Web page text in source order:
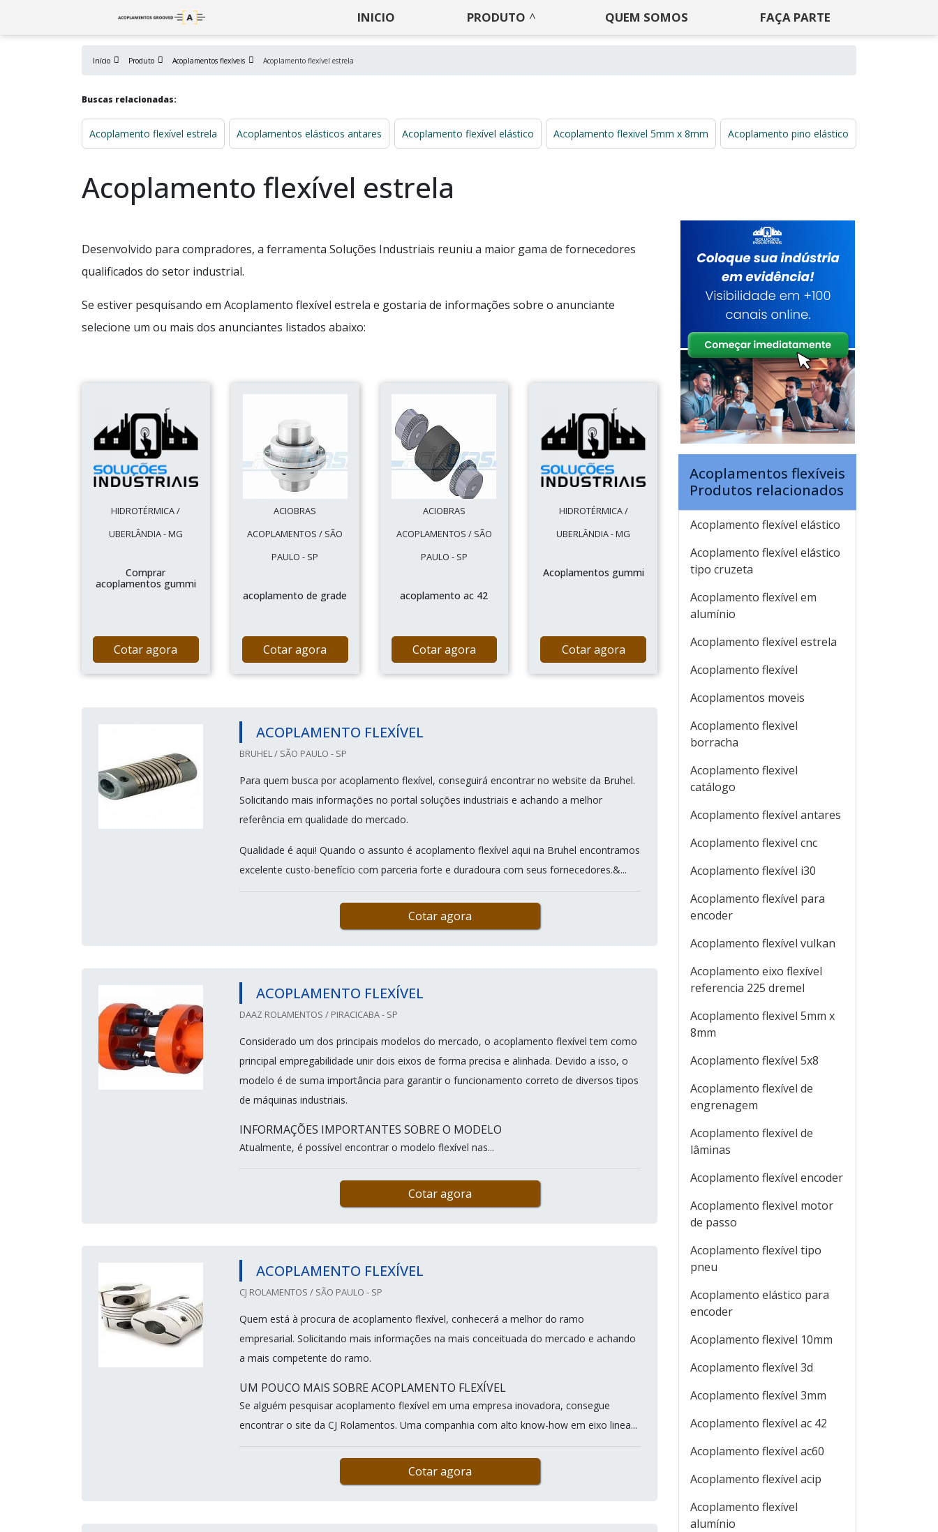
INICIO PRODUTO QUEM SOMOS FAÇA PARTE
Início Produto Acoplamentos flexíveis Acoplamento flexível estrela
Buscas relacionadas:
Acoplamento flexível estrela Acoplamentos elásticos antares Acoplamento flexível elástico Acoplamento flexivel 5mm x 8mm Acoplamento pino elástico
Acoplamento flexível estrela
Desenvolvido para compradores, a ferramenta Soluções Industriais reuniu a maior gama de fornecedores
qualificados do setor industrial.
Se estiver pesquisando em Acoplamento flexível estrela e gostaria de informações sobre o anunciante
selecione um ou mais dos anunciantes listados abaixo:
HIDROTÉRMICA /
UBERLÂNDIA - MG
Comprar
acoplamentos gummi
Cotar agora
ACIOBRAS
ACOPLAMENTOS / SÃO
PAULO - SP
acoplamento de grade
Cotar agora
ACIOBRAS
ACOPLAMENTOS / SÃO
PAULO - SP
acoplamento ac 42
Cotar agora
HIDROTÉRMICA /
UBERLÂNDIA - MG
Acoplamentos gummi
Cotar agora
ACOPLAMENTO FLEXÍVEL
BRUHEL / SÃO PAULO - SP
Para quem busca por acoplamento flexível, conseguirá encontrar no website da Bruhel.
Solicitando mais informações no portal soluções industriais e achando a melhor
referência em qualidade do mercado.
Qualidade é aqui! Quando o assunto é acoplamento flexível aqui na Bruhel encontramos
excelente custo-benefício com parceria forte e duradoura com seus fornecedores.&...
Cotar agora
ACOPLAMENTO FLEXÍVEL
DAAZ ROLAMENTOS / PIRACICABA - SP
Considerado um dos principais modelos do mercado, o acoplamento flexível tem como
principal empregabilidade unir dois eixos de forma precisa e alinhada. Devido a isso, o
modelo é de suma importância para garantir o funcionamento correto de diversos tipos
de máquinas industriais.
INFORMAÇÕES IMPORTANTES SOBRE O MODELO
Atualmente, é possível encontrar o modelo flexível nas...
Cotar agora
ACOPLAMENTO FLEXÍVEL
CJ ROLAMENTOS / SÃO PAULO - SP
Quem está à procura de acoplamento flexível, conhecerá a melhor do ramo
empresarial. Solicitando mais informações na mais conceituada do mercado e achando
a mais competente do ramo.
UM POUCO MAIS SOBRE ACOPLAMENTO FLEXÍVEL
Se alguém pesquisar acoplamento flexível em uma empresa inovadora, consegue
encontrar o site da CJ Rolamentos. Uma companhia com alto know-how em eixo linea...
Cotar agora
Acoplamentos flexíveis
Produtos relacionados
Acoplamento flexível elástico
Acoplamento flexível elástico
tipo cruzeta
Acoplamento flexível em
alumínio
Acoplamento flexível estrela
Acoplamento flexível
Acoplamentos moveis
Acoplamento flexivel
borracha
Acoplamento flexivel
catálogo
Acoplamento flexível antares
Acoplamento flexivel cnc
Acoplamento flexível i30
Acoplamento flexível para
encoder
Acoplamento flexível vulkan
Acoplamento eixo flexível
referencia 225 dremel
Acoplamento flexivel 5mm x
8mm
Acoplamento flexível 5x8
Acoplamento flexível de
engrenagem
Acoplamento flexível de
lâminas
Acoplamento flexível encoder
Acoplamento flexivel motor
de passo
Acoplamento flexível tipo
pneu
Acoplamento elástico para
encoder
Acoplamento flexivel 10mm
Acoplamento flexível 3d
Acoplamento flexível 3mm
Acoplamento flexível ac 42
Acoplamento flexível ac60
Acoplamento flexível acip
Acoplamento flexível
alumínio